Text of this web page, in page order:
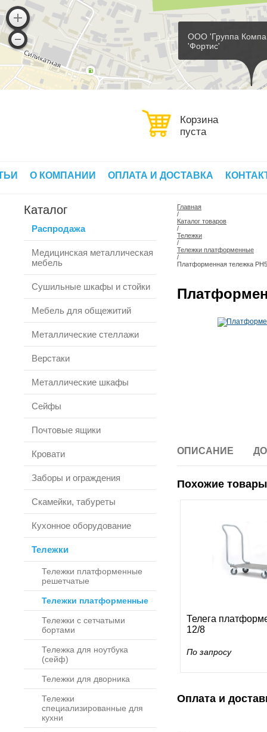
ООО 'Группа
'Фортис'
Корзина
пуста
О КОМПАНИИ ОПЛАТА И ДОСТАВКА
Каталог
Распродажа
Медицинская металлическая
мебель
Сушильные шкафы и стойки
Мебель для общежитий
Металлические стеллажи
Верстаки
Металлические шкафы
Сейфы
Почтовые ящики
Кровати
Заборы и ограждения
Скамейки, табуреты
Кухонное оборудование
Тележки
Тележки платформенные
решетчатые
Тележки платформенные
Тележки с сетчатыми
бортами
Тележка для ноутбука
(сейф)
Тележки для дворника
Тележки
специализированные для
кухни
Главная
/
Каталог товаров
/
Тележки
/
Тележки платформенные
/
Платформенная тележка
ОПИСАНИЕ
Похожие
Телега
12/8
По запросу
Оплата и